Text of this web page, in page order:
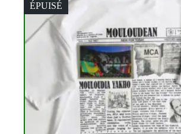
ÉPUISÉ